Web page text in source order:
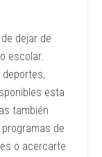
dejar de
escolar.
esta
también
de
o acercarte